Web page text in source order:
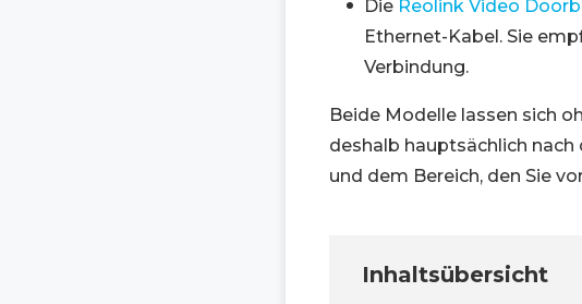
Die Reolink Video
Ethernet-Kabel. Sie
Verbindung.
Beide Modelle lassen sich
deshalb hauptsächlich
und dem Bereich, den Sie
Inhaltsübersicht